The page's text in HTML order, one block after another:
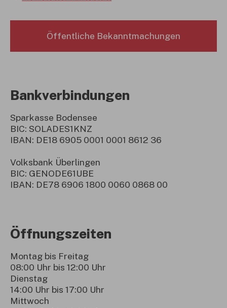
Öffentliche Bekanntmachungen
Bankverbindungen
Sparkasse Bodensee
BIC: SOLADES1KNZ
IBAN: DE18 6905 0001 0001 8612 36
Volksbank Überlingen
BIC: GENODE61UBE
IBAN: DE78 6906 1800 0060 0868 00
Öffnungszeiten
Montag bis Freitag
08:00 Uhr bis 12:00 Uhr
Dienstag
14:00 Uhr bis 17:00 Uhr
Mittwoch